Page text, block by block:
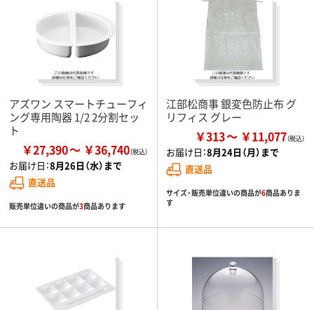
アズワン スマートチューフィ
ング専用陶器 1/2 2分割セッ
ト
￥27,390 ￥36,740
お届け日：8月26日（水）まで
直送品
販売単位違いの商品が3商品あります
江部松商事 銀変色防止布 グ
リフィス グレー
￥313 ￥11,077
お届け日：8月24日（月）まで
直送品
サイズ・販売単位違いの商品が6商品ありま
す